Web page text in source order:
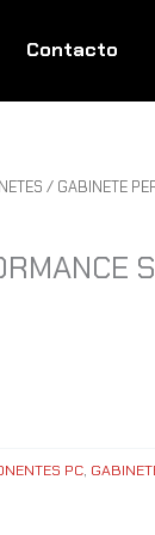
Contacto
/ GABINETE
PC,